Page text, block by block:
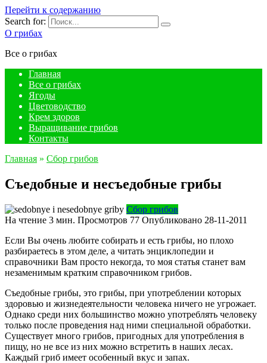
Перейти к содержанию
Search for:
О грибах
Все о грибах
Главная
Все о грибах
Ягоды
Цветоводство
Крем здоров
Выращивание грибов
Контакты
Главная » Сбор грибов
Съедобные и несъедобные грибы
Сбор грибов
На чтение 3 мин. Просмотров 77 Опубликовано 28-11-2011
Если Вы очень любите собирать и есть грибы, но плохо
разбираетесь в этом деле, а читать энциклопедии и
справочники Вам просто некогда, то моя статья станет вам
незаменимым кратким справочником грибов.
Съедобные грибы, это грибы, при употреблении которых
здоровью и жизнедеятельности человека ничего не угрожает.
Однако среди них большинство можно употреблять человеку
только после проведения над ними специальной обработки.
Существует много грибов, пригодных для употребления в
пищу, но не все из них можно встретить в наших лесах.
Каждый гриб имеет особенный вкус и запах.